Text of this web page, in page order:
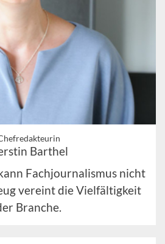
Barthel
Fachjournalismus nicht
vereint die Vielfältigkeit
Branche.